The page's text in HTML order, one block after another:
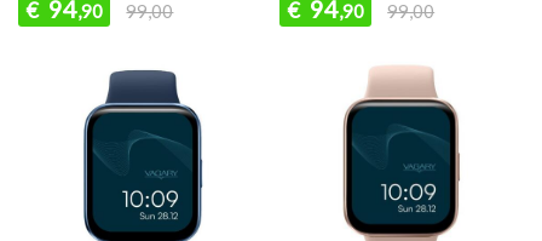
€ 94,90 99,00
€ 94,90 99,00